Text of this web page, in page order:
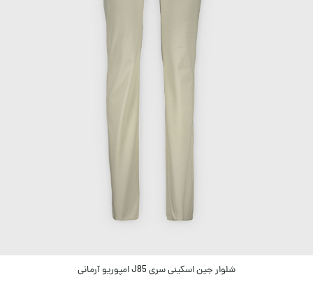
شلوار جین اسکینی سری J85 امپوریو آرمانی